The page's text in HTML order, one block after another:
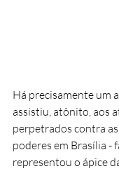
Há precisamente um
assistiu, atônito, aos
perpetrados contra
poderes em Brasília -
representou o ápice